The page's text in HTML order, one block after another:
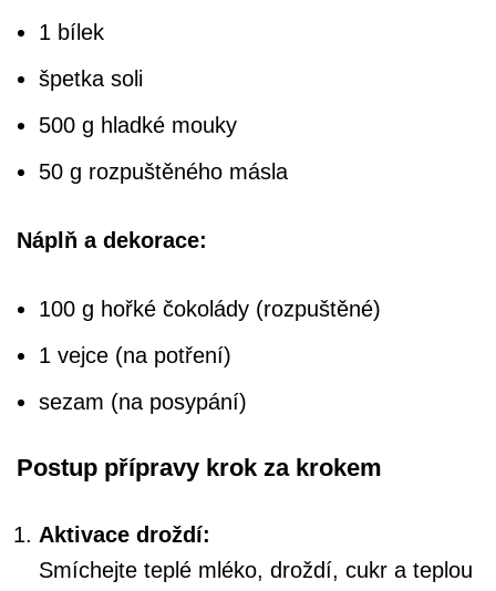
1 bílek
špetka soli
500 g hladké mouky
50 g rozpuštěného másla
Náplň a dekorace:
100 g hořké čokolády (rozpuštěné)
1 vejce (na potření)
sezam (na posypání)
Postup přípravy krok za krokem
Aktivace droždí:
Smíchejte teplé mléko, droždí, cukr a teplou